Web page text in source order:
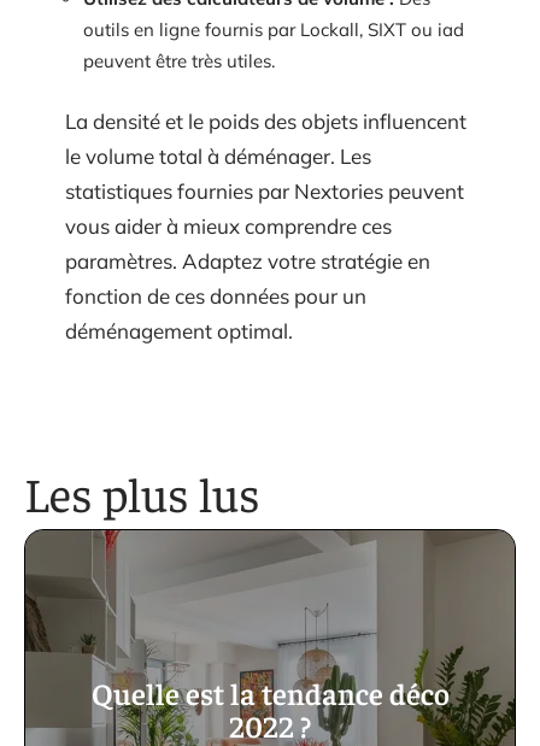
outils en ligne fournis par Lockall, SIXT ou iad
peuvent être très utiles.
La densité et le poids des objets influencent
le volume total à déménager. Les
statistiques fournies par Nextories peuvent
vous aider à mieux comprendre ces
paramètres. Adaptez votre stratégie en
fonction de ces données pour un
déménagement optimal.
Les plus lus
Quelle est la tendance déco
2022 ?